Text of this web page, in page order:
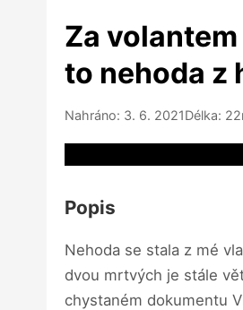
Za
to nehoda z
Nahráno: 3. 6. 2021Délka:
Popis
Nehoda se stala z mé
dvou mrtvých je stále
chystaném dokumentu